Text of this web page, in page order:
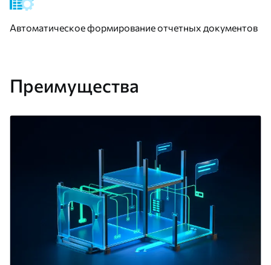
Автоматическое формирование отчетных документов
Преимущества